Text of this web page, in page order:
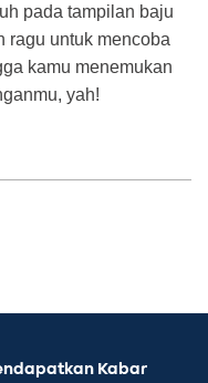
pada tampilan baju
ragu untuk mencoba
kamu menemukan
yah!
Kabar